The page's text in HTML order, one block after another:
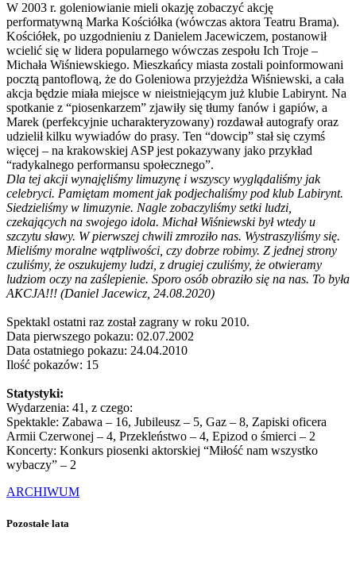
W 2003 r. goleniowianie mieli okazję zobaczyć akcję
performatywną Marka Kościółka (wówczas aktora Teatru Brama).
Kościółek, po uzgodnieniu z Danielem Jacewiczem, postanowił
wcielić się w lidera popularnego wówczas zespołu Ich Troje –
Michała Wiśniewskiego. Mieszkańcy miasta zostali poinformowani
pocztą pantoflową, że do Goleniowa przyjeżdża Wiśniewski, a cała
akcja będzie miała miejsce w nieistniejącym już klubie Labirynt. Na
spotkanie z “piosenkarzem” zjawiły się tłumy fanów i gapiów, a
Marek (perfekcyjnie ucharakteryzowany) rozdawał autografy oraz
udzielił kilku wywiadów do prasy. Ten “dowcip” stał się czymś
więcej – na krakowskiej ASP jest pokazywany jako przykład
“radykalnego performansu społecznego”.
Dla tej akcji wynajęliśmy limuzynę i wszyscy wyglądaliśmy jak
celebryci. Pamiętam moment jak podjechaliśmy pod klub Labirynt.
Siedzieliśmy w limuzynie. Nagle zobaczyliśmy setki ludzi,
czekających na swojego idola. Michał Wiśniewski był wtedy u
szczytu sławy. W pierwszej chwili zmroziło nas. Wystraszyliśmy się.
Mieliśmy moralne wątpliwości, czy dobrze robimy. Z jednej strony
czuliśmy, że oszukujemy ludzi, z drugiej czuliśmy, że otwieramy
ludziom oczy na zaślepienie. Sporo osób obraziło się na nas. To była
AKCJA!!! (Daniel Jacewicz, 24.08.2020)
Spektakl ostatni raz został zagrany w roku 2010.
Data pierwszego pokazu: 02.07.2002
Data ostatniego pokazu: 24.04.2010
Ilość pokazów: 15
Statystyki:
Wydarzenia: 41, z czego:
Spektakle: Zabawa – 16, Jubileusz – 5, Gaz – 8, Zapiski oficera
Armii Czerwonej – 4, Przekleństwo – 4, Epizod o śmierci – 2
Koncerty: Konkurs piosenki aktorskiej “Miłość nam wszystko
wybaczy” – 2
ARCHIWUM
Pozostałe lata